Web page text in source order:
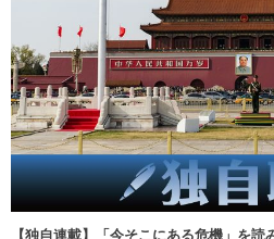
【独自連載】「今そこにある危機」を